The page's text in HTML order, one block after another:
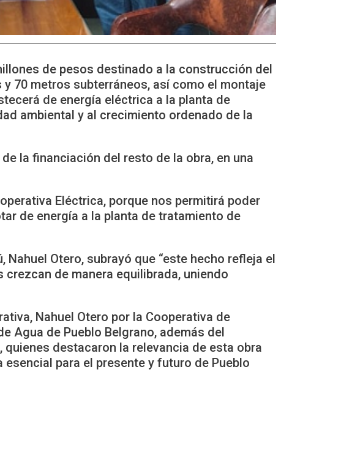
de pesos destinado a la construcción del
70 metros subterráneos, así como el montaje
de energía eléctrica a la planta de
ambiental y al crecimiento ordenado de la
la financiación del resto de la obra, en una
Eléctrica, porque nos permitirá poder
de energía a la planta de tratamiento de
Otero, subrayó que “este hecho refleja el
de manera equilibrada, uniendo
Nahuel Otero por la Cooperativa de
Agua de Pueblo Belgrano, además del
destacaron la relevancia de esta obra
para el presente y futuro de Pueblo